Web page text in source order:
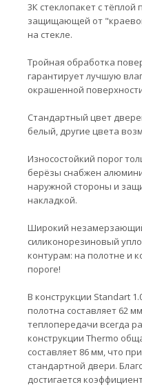
3К стеклопакет с тёплой
защищающей от
на стекле.
Тройная обработка
гарантирует лучшую
окрашенной
Стандартный цвет
белый, другие цвета
Износостойкий порог
берёзы снабжен
наружной стороны и
накладкой.
Широкий
силиконорезиновый
контурам: на полотне и
пороге!
В конструкции Standart
полотна составляет 62
теплопередачи всегда
конструкции Thermo
составляет 86 мм, что
стандартной двери.
достигается